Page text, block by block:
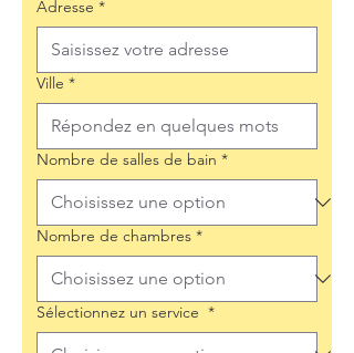
Adresse *
Ville *
Nombre de salles de bain *
Nombre de chambres *
Sélectionnez un service *